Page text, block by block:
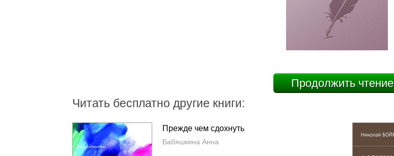
Продолжить чтение
Читать бесплатно другие книги:
Прежде чем сдохнуть
Бабяшкина Анна